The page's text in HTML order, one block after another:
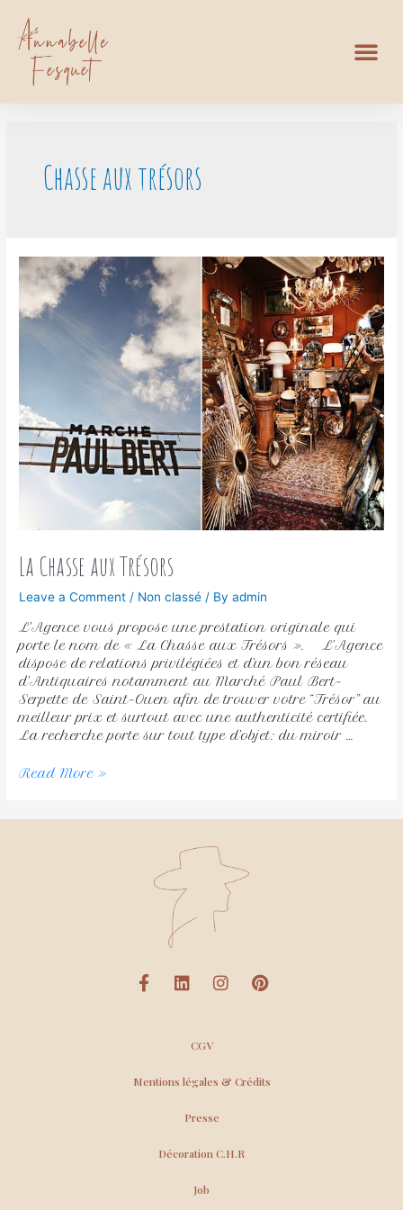
Chasse aux trésors
La Chasse aux Trésors
Leave a Comment / Non classé / Byadmin
L’Agence vous propose une prestation originale qui
porte le nom de « La Chasse aux Trésors ». L’Agence
dispose de relations privilégiées et d’un bon réseau
d’Antiquaires notamment au Marché Paul Bert-
Serpette de Saint-Ouen afin de trouver votre “Trésor” au
meilleur prix et surtout avec une authenticité certifiée.
La recherche porte sur tout type d’objet: du miroir …
Read More »
CGV
Mentions légales & Crédits
Presse
Décoration C.H.R
Job